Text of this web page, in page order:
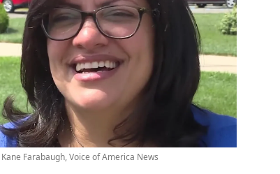
Farabaugh, Voice of America News